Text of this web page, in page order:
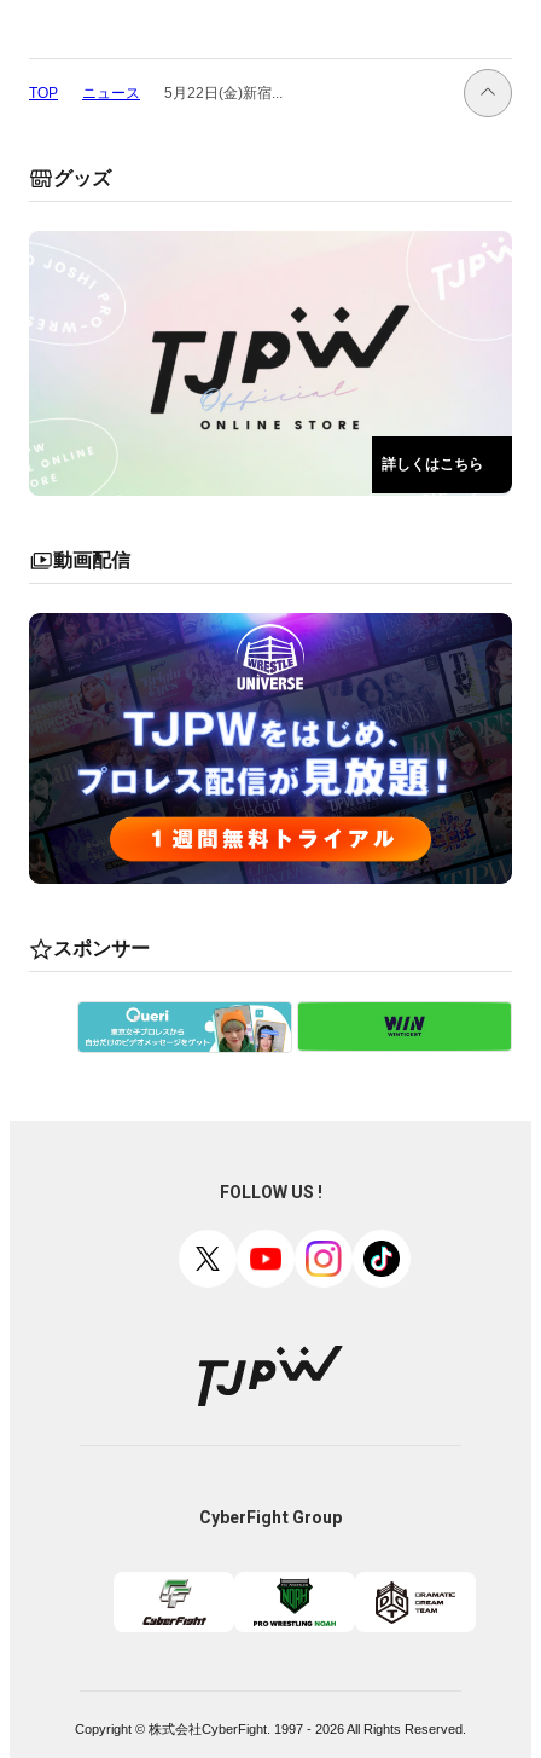
TOP ニュース 5月22日(金)新宿...
グッズ
詳しくはこちら
動画配信
スポンサー
FOLLOW US !
CyberFight Group
Copyright © 株式会社CyberFight. 1997 - 2026All Rights Reserved.